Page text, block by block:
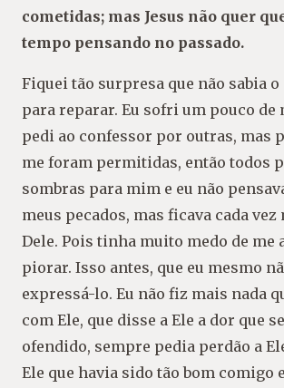
cometidas; mas Jesus não quer
tempo pensando no passado.
Fiquei tão surpresa que não sabia o
para reparar. Eu sofri um pouco de
pedi ao confessor por outras, mas
me foram permitidas, então todos
sombras para mim e eu não
meus pecados, mas ficava cada
Dele. Pois tinha muito medo de me
piorar. Isso antes, que eu mesmo
expressá-lo. Eu não fiz mais nada
com Ele, que disse a Ele a dor que
ofendido, sempre pedia perdão a
Ele que havia sido tão bom comigo